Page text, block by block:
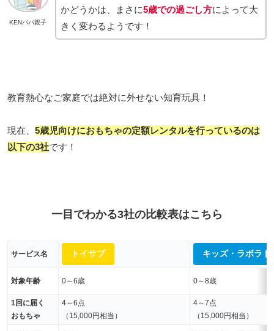
KENパパ親子
かどうかは、まさに5歳での過ごし方によって大
きく変わるようです！
教育熱心なご家庭では絶対に外せない知育玩具！
現在、 5歳児向けにおもちゃの定額レンタルを行っているのは
以下の3社です！
一目でわかる3社の比較表はこちら
サービス名 トイサブ キッズ・ラボラト
対象年齢 0～6歳 0～8歳
1回に届く
おもちゃ
4～6点
（15,000円相当）
4～7点
（15,000円相当）